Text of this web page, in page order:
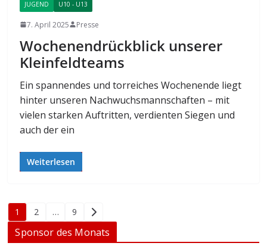
JUGEND U10 - U13
7. April 2025 Presse
Wochenendrückblick unserer
Kleinfeldteams
Ein spannendes und torreiches Wochenende liegt
hinter unseren Nachwuchsmannschaften – mit
vielen starken Auftritten, verdienten Siegen und
auch der ein
Weiterlesen
Seitennummerierung
der
Beiträge
1 2 … 9
Sponsor des Monats